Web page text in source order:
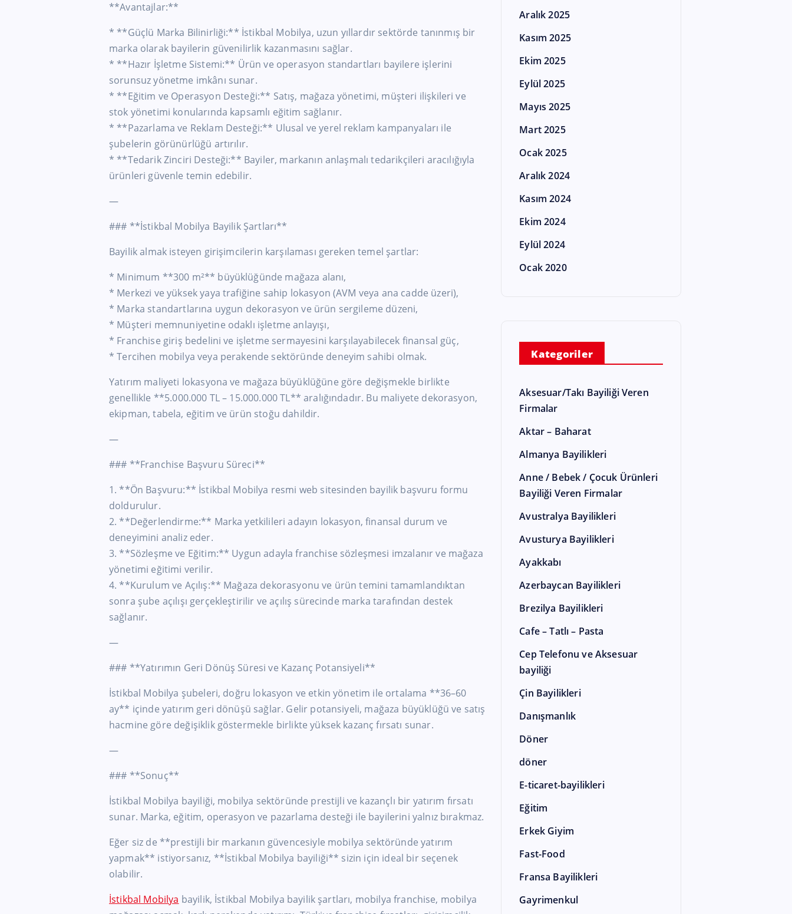
**Avantajlar:**
* **Güçlü Marka Bilinirliği:** İstikbal Mobilya, uzun yıllardır sektörde tanınmış bir
marka olarak bayilerin güvenilirlik kazanmasını sağlar.
* **Hazır İşletme Sistemi:** Ürün ve operasyon standartları bayilere işlerini
sorunsuz yönetme imkânı sunar.
* **Eğitim ve Operasyon Desteği:** Satış, mağaza yönetimi, müşteri ilişkileri ve
stok yönetimi konularında kapsamlı eğitim sağlanır.
* **Pazarlama ve Reklam Desteği:** Ulusal ve yerel reklam kampanyaları ile
şubelerin görünürlüğü artırılır.
* **Tedarik Zinciri Desteği:** Bayiler, markanın anlaşmalı tedarikçileri aracılığıyla
ürünleri güvenle temin edebilir.
—
### **İstikbal Mobilya Bayilik Şartları**
Bayilik almak isteyen girişimcilerin karşılaması gereken temel şartlar:
* Minimum **300 m²** büyüklüğünde mağaza alanı,
* Merkezi ve yüksek yaya trafiğine sahip lokasyon (AVM veya ana cadde üzeri),
* Marka standartlarına uygun dekorasyon ve ürün sergileme düzeni,
* Müşteri memnuniyetine odaklı işletme anlayışı,
* Franchise giriş bedelini ve işletme sermayesini karşılayabilecek finansal güç,
* Tercihen mobilya veya perakende sektöründe deneyim sahibi olmak.
Yatırım maliyeti lokasyona ve mağaza büyüklüğüne göre değişmekle birlikte
genellikle **5.000.000 TL – 15.000.000 TL** aralığındadır. Bu maliyete dekorasyon,
ekipman, tabela, eğitim ve ürün stoğu dahildir.
—
### **Franchise Başvuru Süreci**
1. **Ön Başvuru:** İstikbal Mobilya resmi web sitesinden bayilik başvuru formu
doldurulur.
2. **Değerlendirme:** Marka yetkilileri adayın lokasyon, finansal durum ve
deneyimini analiz eder.
3. **Sözleşme ve Eğitim:** Uygun adayla franchise sözleşmesi imzalanır ve mağaza
yönetimi eğitimi verilir.
4. **Kurulum ve Açılış:** Mağaza dekorasyonu ve ürün temini tamamlandıktan
sonra şube açılışı gerçekleştirilir ve açılış sürecinde marka tarafından destek
sağlanır.
—
### **Yatırımın Geri Dönüş Süresi ve Kazanç Potansiyeli**
İstikbal Mobilya şubeleri, doğru lokasyon ve etkin yönetim ile ortalama **36–60
ay** içinde yatırım geri dönüşü sağlar. Gelir potansiyeli, mağaza büyüklüğü ve satış
hacmine göre değişiklik göstermekle birlikte yüksek kazanç fırsatı sunar.
—
### **Sonuç**
İstikbal Mobilya bayiliği, mobilya sektöründe prestijli ve kazançlı bir yatırım fırsatı
sunar. Marka, eğitim, operasyon ve pazarlama desteği ile bayilerini yalnız bırakmaz.
Eğer siz de **prestijli bir markanın güvencesiyle mobilya sektöründe yatırım
yapmak** istiyorsanız, **İstikbal Mobilya bayiliği** sizin için ideal bir seçenek
olabilir.
İstikbal Mobilya bayilik, İstikbal Mobilya bayilik şartları, mobilya franchise, mobilya
Aralık 2025
Kasım 2025
Ekim 2025
Eylül 2025
Mayıs 2025
Mart 2025
Ocak 2025
Aralık 2024
Kasım 2024
Ekim 2024
Eylül 2024
Ocak 2020
Kategoriler
Aksesuar/Takı Bayiliği Veren
Firmalar
Aktar – Baharat
Almanya Bayilikleri
Anne / Bebek / Çocuk Ürünleri
Bayiliği Veren Firmalar
Avustralya Bayilikleri
Avusturya Bayilikleri
Ayakkabı
Azerbaycan Bayilikleri
Brezilya Bayilikleri
Cafe – Tatlı – Pasta
Cep Telefonu ve Aksesuar
bayiliği
Çin Bayilikleri
Danışmanlık
Döner
döner
E-ticaret-bayilikleri
Eğitim
Erkek Giyim
Fast-Food
Fransa Bayilikleri
Gayrimenkul